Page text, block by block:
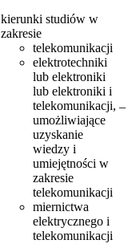
kierunki studiów w
zakresie
telekomunikacji
elektrotechniki
lub elektroniki
lub elektroniki i
telekomunikacji,
umożliwiające
uzyskanie
wiedzy i
umiejętności w
zakresie
telekomunikacji
miernictwa
elektrycznego i
telekomunikacji
–